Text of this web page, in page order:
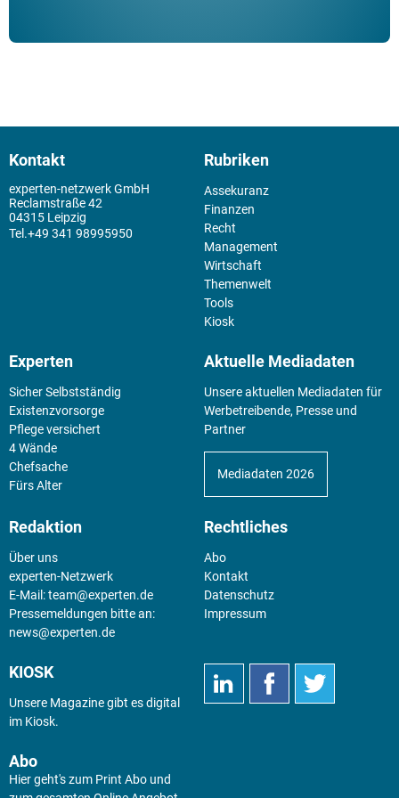
Kontakt
experten-netzwerk GmbH
Reclamstraße 42
04315 Leipzig
+49 341 98995950
Rubriken
Assekuranz
Finanzen
Recht
Management
Wirtschaft
Themenwelt
Tools
Kiosk
Experten
Sicher Selbstständig
Existenz­vorsorge
Pflege versichert
4 Wände
Chefsache
Fürs Alter
Aktuelle Mediadaten
Unsere aktuellen Mediadaten für
Werbetreibende, Presse und
Partner
Mediadaten 2026
Redaktion
Über uns
experten-Netzwerk
E-Mail:team@experten.de
Pressemeldungen bitte an:
news@experten.de
Rechtliches
Abo
Kontakt
Datenschutz
Impressum
KIOSK
Unsere Magazine gibt es digital
im Kiosk.
Abo
Hier geht's zum Print Abo und